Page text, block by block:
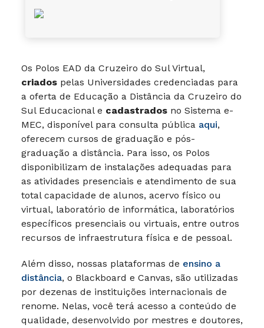
Os Polos EAD da Cruzeiro do Sul Virtual,
criados pelas Universidades credenciadas para
a oferta de Educação a Distância da Cruzeiro do
Sul Educacional e cadastrados no Sistema e-
MEC, disponível para consulta pública aqui,
oferecem cursos de graduação e pós-
graduação a distância. Para isso, os Polos
disponibilizam de instalações adequadas para
as atividades presenciais e atendimento de sua
total capacidade de alunos, acervo físico ou
virtual, laboratório de informática, laboratórios
específicos presenciais ou virtuais, entre outros
recursos de infraestrutura física e de pessoal.
Além disso, nossas plataformas de ensino a
distância, o Blackboard e Canvas, são utilizadas
por dezenas de instituições internacionais de
renome. Nelas, você terá acesso a conteúdo de
qualidade, desenvolvido por mestres e doutores,